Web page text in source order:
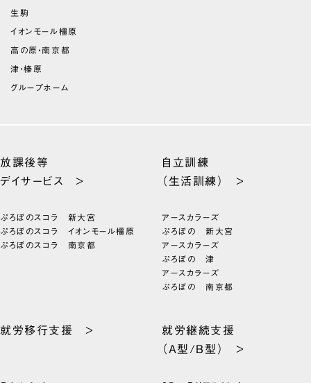
生駒
イオンモール橿原
高の原・南京都
津・榛原
グループホーム
放課後等
デイサービス >
ぷろぼのスコラ 新大宮
ぷろぼのスコラ イオンモール橿原
ぷろぼのスコラ 南京都
自立訓練
（生活訓練） >
アースカラーズ
ぷろぼの 新大宮
アースカラーズ
ぷろぼの 津
アースカラーズ
ぷろぼの 南京都
就労移行支援 >
就労継続支援
（A型/B型） >